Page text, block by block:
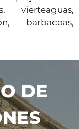
vierteaguas,
barbacoas,
DE